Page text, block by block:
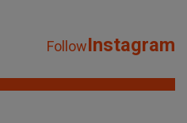
FollowInstagram